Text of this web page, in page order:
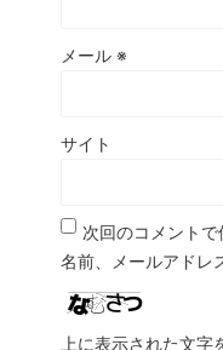
メール ※
サイト
次回のコメント
名前、メールアドレ
上に表示された文字